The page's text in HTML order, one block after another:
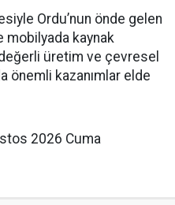
Ordu’nun önde gelen
mobilyada kaynak
üretim ve çevresel
önemli kazanımlar elde
2026 Cuma